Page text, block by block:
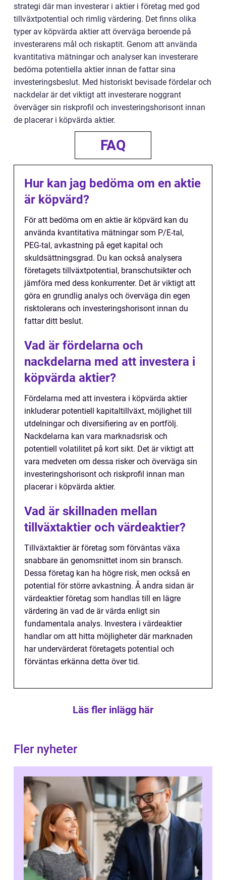
strategi där man investerar i aktier i företag med god
tillväxtpotential och rimlig värdering. Det finns olika
typer av köpvärda aktier att överväga beroende på
investerarens mål och riskaptit. Genom att använda
kvantitativa mätningar och analyser kan investerare
bedöma potentiella aktier innan de fattar sina
investeringsbeslut. Med historiskt bevisade fördelar och
nackdelar är det viktigt att investerare noggrant
överväger sin riskprofil och investeringshorisont innan
de placerar i köpvärda aktier.
FAQ
Hur kan jag bedöma om en aktie
är köpvärd?
För att bedöma om en aktie är köpvärd kan du
använda kvantitativa mätningar som P/E-tal,
PEG-tal, avkastning på eget kapital och
skuldsättningsgrad. Du kan också analysera
företagets tillväxtpotential, branschutsikter och
jämföra med dess konkurrenter. Det är viktigt att
göra en grundlig analys och överväga din egen
risktolerans och investeringshorisont innan du
fattar ditt beslut.
Vad är fördelarna och
nackdelarna med att investera i
köpvärda aktier?
Fördelarna med att investera i köpvärda aktier
inkluderar potentiell kapitaltillväxt, möjlighet till
utdelningar och diversifiering av en portfölj.
Nackdelarna kan vara marknadsrisk och
potentiell volatilitet på kort sikt. Det är viktigt att
vara medveten om dessa risker och överväga sin
investeringshorisont och riskprofil innan man
placerar i köpvärda aktier.
Vad är skillnaden mellan
tillväxtaktier och värdeaktier?
Tillväxtaktier är företag som förväntas växa
snabbare än genomsnittet inom sin bransch.
Dessa företag kan ha högre risk, men också en
potential för större avkastning. Å andra sidan är
värdeaktier företag som handlas till en lägre
värdering än vad de är värda enligt sin
fundamentala analys. Investera i värdeaktier
handlar om att hitta möjligheter där marknaden
har undervärderat företagets potential och
förväntas erkänna detta över tid.
Läs fler inlägg här
Fler nyheter